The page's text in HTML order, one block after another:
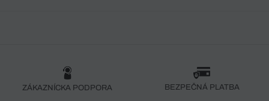
ZÁKAZNÍCKA PODPORA BEZPEČNÁ PLATBA